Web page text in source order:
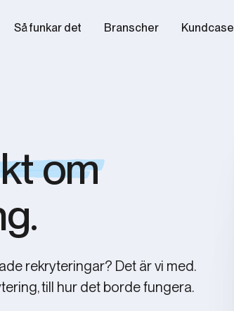
Så funkar det Branscher Kundcase
om
rekryteringar?​ Det är vi med.
till hur det borde fungera.